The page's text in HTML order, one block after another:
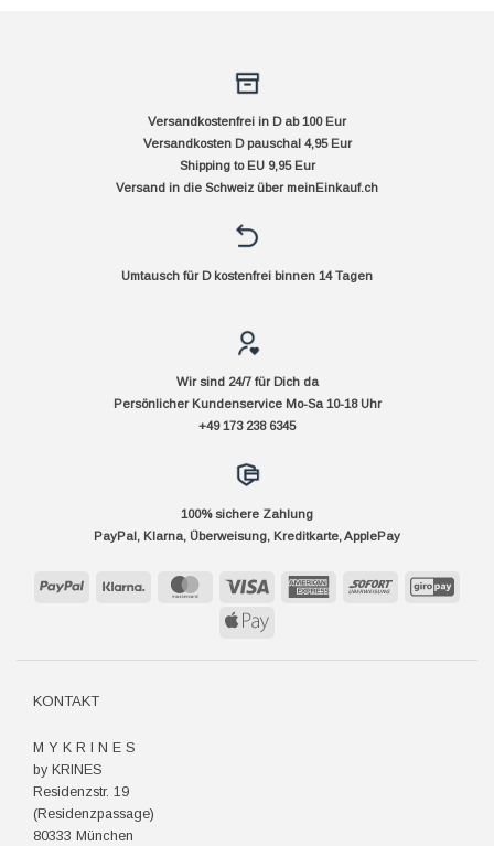
Versandkostenfrei in D ab 100 Eur
Versandkosten D pauschal 4,95 Eur
Shipping to EU 9,95 Eur
Versand in die Schweiz über meinEinkauf.ch
Umtausch für D kostenfrei binnen 14 Tagen
Wir sind 24/7 für Dich da
Persönlicher Kundenservice Mo-Sa 10-18 Uhr
+49 173 238 6345
100% sichere Zahlung
PayPal, Klarna, Überweisung, Kreditkarte, ApplePay
PayPal Klarna MasterCard Visa
AmericanSofort
Apple
KONTAKT
M Y K R I N E S
by KRINES
Residenzstr. 19
(Residenzpassage)
80333 München